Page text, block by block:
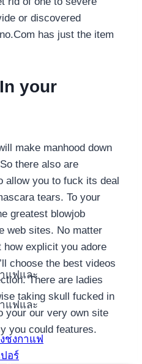
แฟและ
แฟและ
ชงกาแฟ
อร์
or discovered
has just the item
your
make manhood down
there also are
allow you to fuck its deal
tears. To your
greatest blowjob
web sites. No matter
explicit you adore
choose the best videos
There are ladies
taking skull fucked in
your our very own site
you could features.